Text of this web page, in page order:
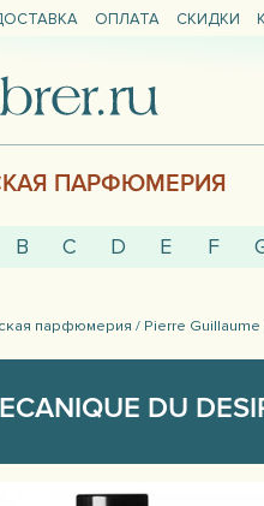
ОПЛАТА СКИДКИ
ПАРФЮМЕРИЯ
B C D E F
парфюмерия / Pierre Guillaume
DU